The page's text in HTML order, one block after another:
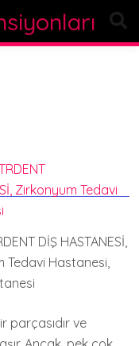
DİŞ HASTANESİ,
Tedavi Hastanesi,
parçasıdır ve